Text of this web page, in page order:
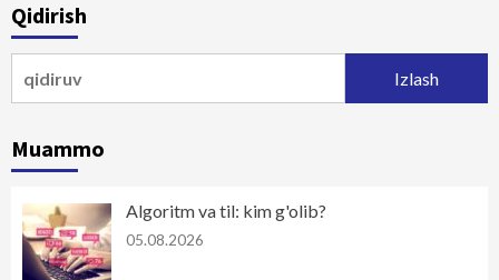
Qidirish
Muammo
Algoritm va til: kim g'olib?
05.08.2026